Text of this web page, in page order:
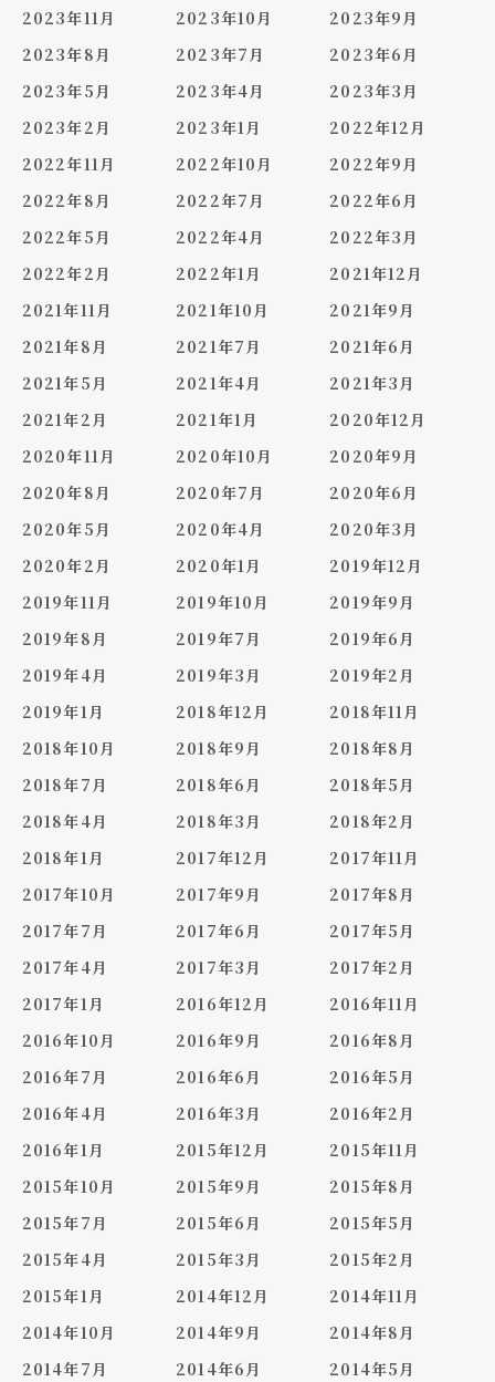
2023年11月 2023年10月
2023年9月
2023年8月
2023年7月
2023年6月
2023年5月
2023年4月
2023年3月
2023年2月
2023年1月
2022年12月
2022年11月
2022年10月
2022年9月
2022年8月
2022年7月
2022年6月
2022年5月
2022年4月
2022年3月
2022年2月
2022年1月
2021年12月
2021年11月
2021年10月
2021年9月
2021年8月
2021年7月
2021年6月
2021年5月
2021年4月
2021年3月
2021年2月
2021年1月
2020年12月
2020年11月
2020年10月
2020年9月
2020年8月
2020年7月
2020年6月
2020年5月
2020年4月
2020年3月
2020年2月
2020年1月
2019年12月
2019年11月
2019年10月
2019年9月
2019年8月
2019年7月
2019年6月
2019年4月
2019年3月
2019年2月
2019年1月
2018年12月
2018年11月
2018年10月
2018年9月
2018年8月
2018年7月
2018年6月
2018年5月
2018年4月
2018年3月
2018年2月
2018年1月
2017年12月
2017年11月
2017年10月
2017年9月
2017年8月
2017年7月
2017年6月
2017年5月
2017年4月
2017年3月
2017年2月
2017年1月
2016年12月
2016年11月
2016年10月
2016年9月
2016年8月
2016年7月
2016年6月
2016年5月
2016年4月
2016年3月
2016年2月
2016年1月
2015年12月
2015年11月
2015年10月
2015年9月
2015年8月
2015年7月
2015年6月
2015年5月
2015年4月
2015年3月
2015年2月
2015年1月
2014年12月
2014年11月
2014年10月
2014年9月
2014年8月
2014年7月
2014年6月
2014年5月